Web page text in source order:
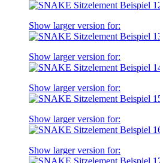
Show larger version for:
Show larger version for:
Show larger version for:
Show larger version for:
Show larger version for: